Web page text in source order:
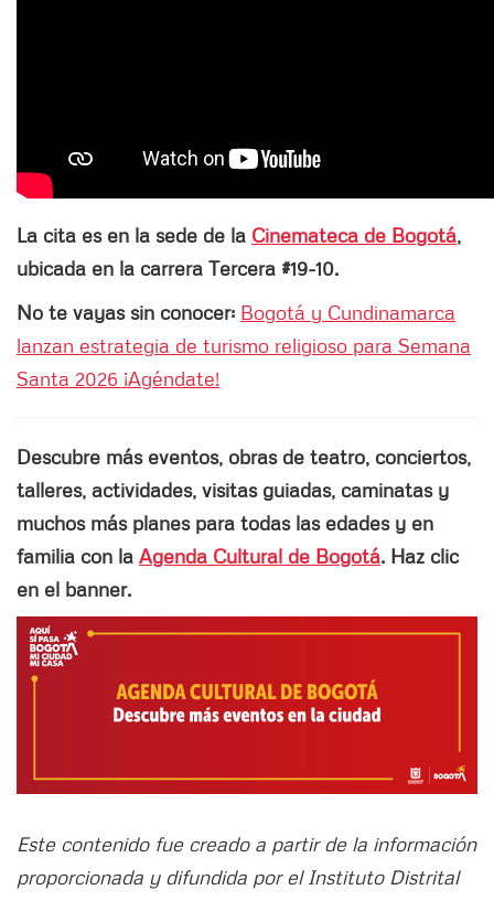
La cita es en la sede de la Cinemateca de Bogotá,
ubicada en la carrera Tercera #19-10.
No te vayas sin conocer: Bogotá y Cundinamarca
lanzan estrategia de turismo religioso para Semana
Santa 2026 ¡Agéndate!
Descubre más eventos, obras de teatro, conciertos,
talleres, actividades, visitas guiadas, caminatas y
muchos más planes para todas las edades y en
familia con la Agenda Cultural de Bogotá. Haz clic
en el banner.
Este contenido fue creado a partir de la información
proporcionada y difundida por el Instituto Distrital